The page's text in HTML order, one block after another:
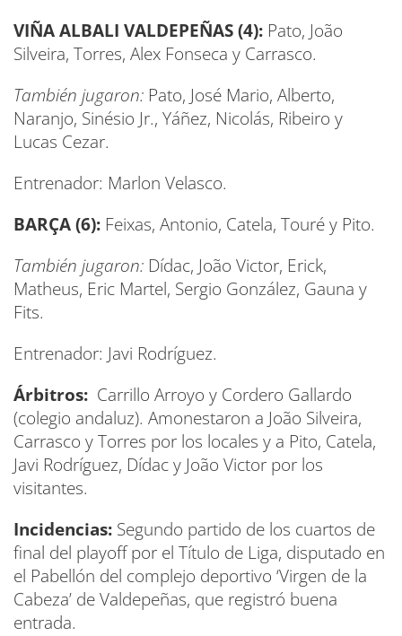
VIÑA ALBALI VALDEPEÑAS (4): Pato, João
Silveira, Torres, Alex Fonseca y Carrasco.
También jugaron: Pato, José Mario, Alberto,
Naranjo, Sinésio Jr., Yáñez, Nicolás, Ribeiro y
Lucas Cezar.
Entrenador: Marlon Velasco.
BARÇA(6): Feixas, Antonio, Catela, Touré y Pito.
También jugaron: Dídac, João Victor, Erick,
Matheus, Eric Martel, Sergio González, Gauna y
Fits.
Entrenador: Javi Rodríguez.
Árbitros: Carrillo Arroyo y Cordero Gallardo
(colegio andaluz). Amonestaron a João Silveira,
Carrasco y Torres por los locales y a Pito, Catela,
Javi Rodríguez, Dídac y João Victor por los
visitantes.
Incidencias: Segundo partido de los cuartos de
final del playoff por el Título de Liga, disputado en
el Pabellón del complejo deportivo ‘Virgen de la
Cabeza’ de Valdepeñas, que registró buena
entrada.